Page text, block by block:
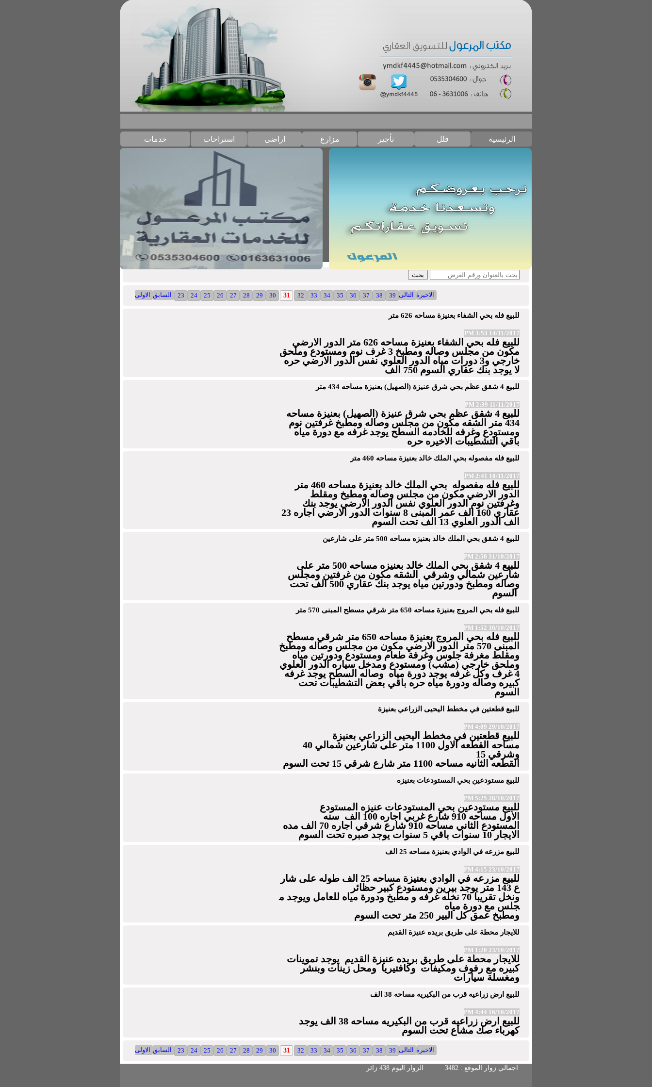
الرئيسية فلل تأجير مزارع اراضى استراحات خدمات
الاولى السابق 23 24 25 26 27 28 29 30 31 32 33 34 35 36 37 38 39 التالى الاخيرة
للبيع فله بحي الشفاء بعنيزة مساحه 626 متر
14/11/2017 3:53 PM
للبيع فله بحي الشفاء بعنيزة مساحه 626 متر الدور الارضي
مكون من مجلس وصاله ومطبخ 3 غرف نوم ومستودع وملحق
خارجي و3 دورات مياه الدور العلوي نفس الدور الارضي حره
لا يوجد بنك عقاري السوم 750 الف
للبيع 4 شقق عظم بحي شرق عنيزة (الصهيل) بعنيزة مساحه 434 متر
11/11/2017 2:39 PM
للبيع 4 شقق عظم بحي شرق عنيزة (الصهيل) بعنيزة مساحه
434 متر الشقه مكون من مجلس وصاله ومطبخ غرفتين نوم
ومستودع وغرفه للخادمه السطح يوجد غرفه مع دورة مياه
باقي التشطيبات الاخيره حره
للبيع فله مفصوله بحي الملك خالد بعنيزة مساحه 460 متر
10/11/2017 2:41 PM
للبيع فله مفصوله بحي الملك خالد بعنيزة مساحه 460 متر
الدور الارضي مكون من مجلس وصاله ومطبخ ومقلط
وغرفتين نوم الدور العلوي نفس الدور الارضي يوجد بنك
عقاري 160 الف عمر المبنى 8 سنوات الدور الارضي اجاره 23
الف الدور العلوي 13 الف تحت السوم
للبيع 4 شقق بحي الملك خالد بعنيزه مساحه 500 متر على شارعين
31/10/2017 2:50 PM
للبيع 4 شقق بحي الملك خالد بعنيزه مساحه 500 متر على
شارعين شمالي وشرقي الشقه مكون من غرفتين ومجلس
وصاله ومطبخ ودورتين مياه
يوجد بنك عقاري 500 الف تحت
السوم
للبيع فله بحي المروج بعنيزة مساحه 650 متر شرقي مسطح المبنى 570 متر
30/10/2017 1:52 PM
للبيع فله بحي المروج بعنيزة مساحه 650 متر شرقي مسطح
المبنى 570 متر الدور الارضي مكون من مجلس وصاله ومطبخ
ومقلط مغرفة جلوس وغرفة طعام ومستودع ودورتين مياه
وملحق خارجي (مشب) ومستودع ومدخل سياره الدور العلوي
4 غرف وكل غرفه يوجد دورة مياه وصاله السطح يوجد غرفه
كبيره وصاله ودورة مياه حره باقي بعض التشطيبات تحت
السوم
للبيع قطعتين في مخطط اليحيى الزراعي بعنيزة
29/10/2017 4:09 PM
للبيع قطعتين في مخطط اليحيى الزراعي بعنيزة
مساحه القطعه الاول 1100 متر على شارعين شمالي 40
وشرقي 15
القطعه الثانيه مساحه 1100 متر شارع شرقي 15 تحت السوم
للبيع مستودعين بحي المستودعات بعنيزه
28/10/2017 5:25 PM
للبيع مستودعين بحي المستودعات عنيزه المستودع
الاول مساحه 910 شارع غربي اجاره 100 الف سنه
المستودع الثاني مساحه 910 شارع شرقي اجاره 70 الف مده
الايجار 10 سنوات باقي 5 سنوات يوجد صبره تحت السوم
للبيع مزرعه في الوادي بعنيزة مساحه 25 الف
23/10/2017 4:15 PM
للبيع مزرعه في الوادي بعنيزة مساحه الف طوله على شار
ع
متر يوجد بيرين ومستودع كبير حظائر
ونخل تقريبا70 نخله غرفه و مطبخ ودورة مياه للعامل ويوجد م
جلس مع دورة مياه
ومطبخ عمق كل البير متر تحت السوم
للايجار محطة على طريق بريده عنيزة القديم
23/10/2017 1:20 PM
للايجار محطة على طريق بريده عنيزة القديم يوجد تموينات
كبيره مع رفوف ومكيفات وكافتيريا ومحل زينات وبنشر
ومغسلة سيارات
للبيع ارض زراعيه قرب من البكيريه مساحه 38 الف
16/10/2017 4:44 PM
للبيع ارض زراعيه قرب من البكيريه مساحه 38 الف يوجد
كهرباء صك مشاع تحت السوم
الاولى السابق 23 24 25 26 27 28 29 30 31 32 33 34 35 36 37 38 39 التالى الاخيرة
اجمالي زوار الموقع : 3482 الزوار اليوم 438 زائر